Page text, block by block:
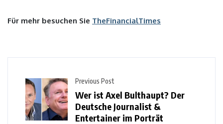
Für mehr besuchen Sie TheFinancialTimes
Previous Post
Wer ist Axel Bulthaupt? Der
Deutsche Journalist &
Entertainer im Porträt